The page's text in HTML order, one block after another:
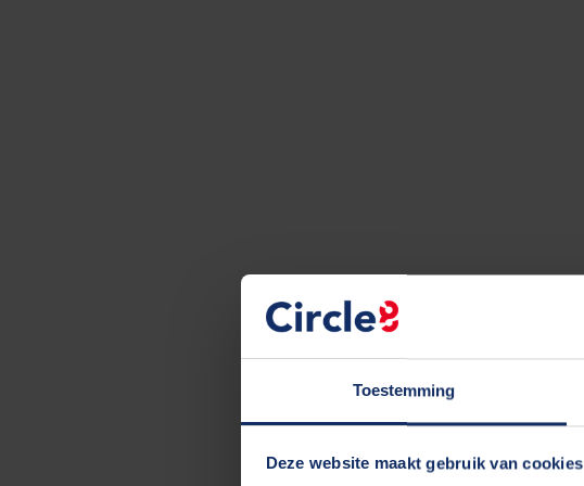
Toestemming
Deze website maakt gebruik van cookies